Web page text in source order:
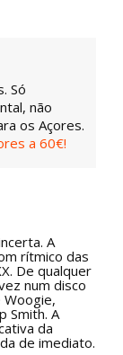
Só
não
os Açores.
a 60€!
A
rítmico das
De qualquer
num disco
Woogie,
Smith. A
da
de imediato.